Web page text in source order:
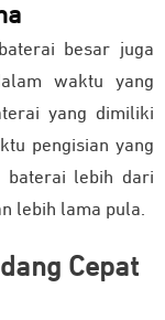
besar juga
waktu yang
yang dimiliki
pengisian yang
baterai lebih dari
lebih lama pula.
Cepat